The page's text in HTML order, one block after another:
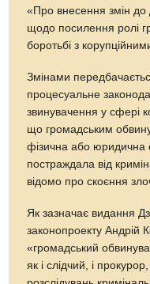
«Про внесення змін до
щодо посилення ролі
боротьбі з
Змінами
процесуальне
звинувачення у сфері
що громадським
фізична або юридична
постраждала від
відомо про скоєння
Як зазначає видання
законопроекту Андрій
«громадський
як і слідчий, і